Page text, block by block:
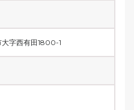
字西有田1800-1